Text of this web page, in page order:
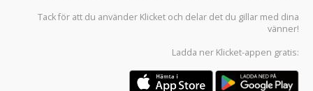
Tack för att du använder Klicket och delar det du gillar med dina
vänner!
Ladda ner Klicket-appen gratis: